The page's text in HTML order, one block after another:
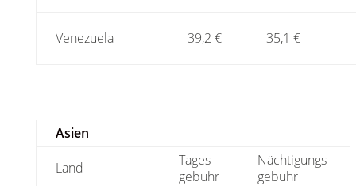
Venezuela 39,2 € 35,1 €
Asien
Land
Tages-
gebühr
Nächtigungs-
gebühr